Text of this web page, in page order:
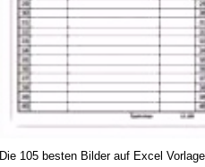
Die 105 besten Bilder auf Excel